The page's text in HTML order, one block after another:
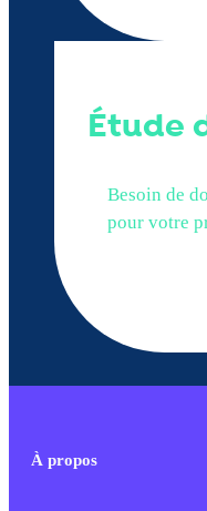
Étude
Besoin de
pour votre
À propos